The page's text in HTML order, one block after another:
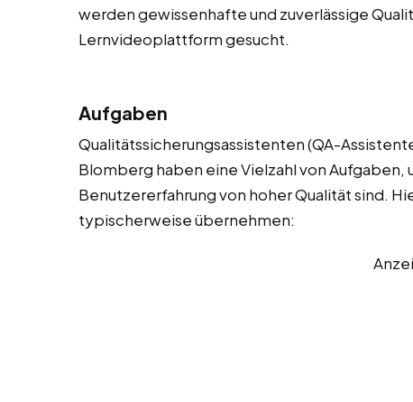
werden gewissenhafte und zuverlässige
Lernvideoplattform gesucht.
Aufgaben
Qualitätssicherungsassistenten (QA-
Blomberg haben eine Vielzahl von Aufgaben,
Benutzererfahrung von hoher Qualität sind.
typischerweise übernehmen: